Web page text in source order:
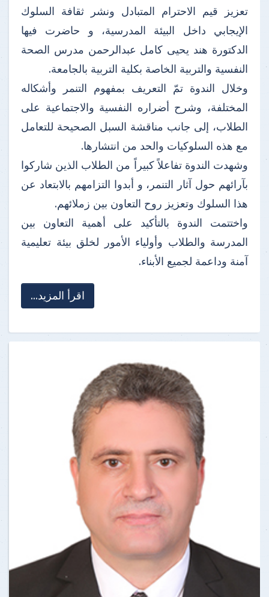
تعزيز قيم الاحترام المتبادل ونشر ثقافة السلوك
الإيجابي داخل البيئة المدرسية، و حاضرت فيها
الدكتورة هند يحيى كامل عبدالرحمن مدرس الصحة
النفسية والتربية الخاصة بكلية التربية بالجامعة.
وخلال الندوة تمّ التعريف بمفهوم التنمر وأشكاله
المختلفة، وشرح أضراره النفسية والاجتماعية على
الطلاب، إلى جانب مناقشة السبل الصحيحة للتعامل
مع هذه السلوكيات والحد من انتشارها.
وشهدت الندوة تفاعلاً كبيراً من الطلاب الذين شاركوا
بآرائهم حول آثار التنمر، و أبدوا التزامهم بالابتعاد عن
هذا السلوك وتعزيز روح التعاون بين زملائهم.
واختتمت الندوة بالتأكيد على أهمية التعاون بين
المدرسة والطلاب وأولياء الأمور لخلق بيئة تعليمية
آمنة وداعمة لجميع الأبناء.
اقرأ المزيد...